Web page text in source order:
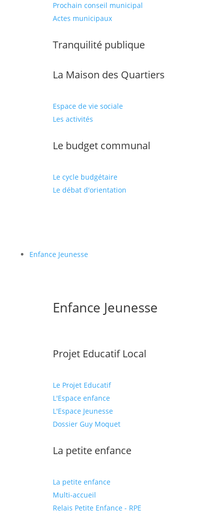
Prochain conseil municipal
Actes municipaux
Tranquilité publique
La Maison des Quartiers
Espace de vie sociale
Les activités
Le budget communal
Le cycle budgétaire
Le débat d'orientation
Enfance Jeunesse
Enfance Jeunesse
Projet Educatif Local
Le Projet Educatif
L'Espace enfance
L'Espace Jeunesse
Dossier Guy Moquet
La petite enfance
La petite enfance
Multi-accueil
Relais Petite Enfance - RPE